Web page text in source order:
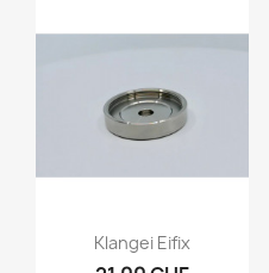
Vorschau
Klangei Eifix